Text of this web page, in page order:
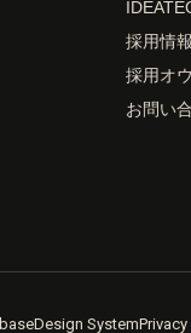
採用情
採用オ
お問い
Design System